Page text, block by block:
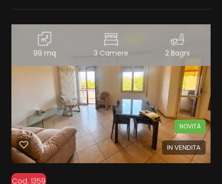
99 mq 3 Camere 2 Bagni
IN VENDITA
NOVITÀ
Cod. 1359